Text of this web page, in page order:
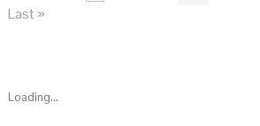
Last »
Loading...